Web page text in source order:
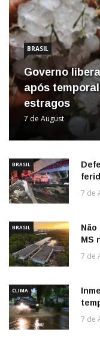
BRASIL
Governo
após
estragos
7 de August
BRASIL
7 de
BRASIL
MS
7 de
CLIMA
7 de